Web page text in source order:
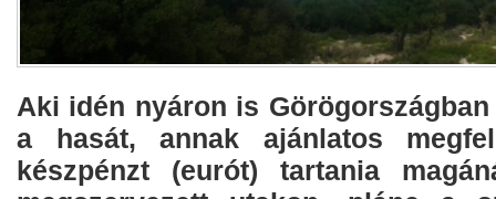
Aki idén nyáron is
a hasát, annak ajánlatos
készpénzt (eurót) tartania